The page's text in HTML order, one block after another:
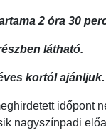
2 óra 30
látható.
kortól ajánljuk.
időpont
nagyszínpadi